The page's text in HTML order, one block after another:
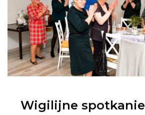
Wigilijne